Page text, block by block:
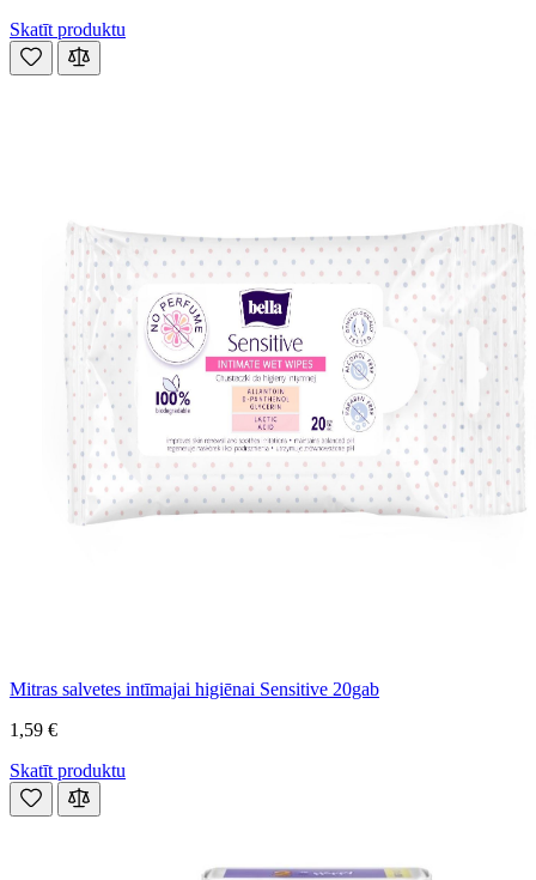
Skatīt produktu
Mitras salvetes intīmajai higiēnai Sensitive 20gab
1,59 €
Skatīt produktu